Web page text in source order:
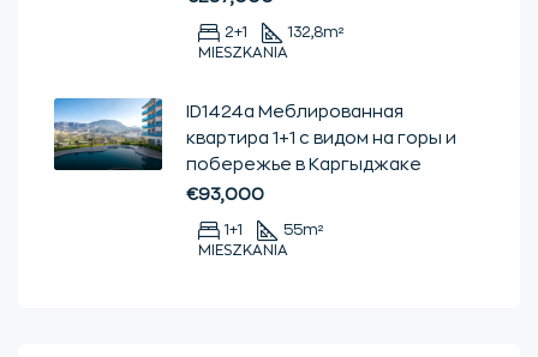
2+1 132,8m²
MIESZKANIA
ID1424a Меблированная
квартира 1+1 с видом на горы и
побережье в Каргыджаке
€93,000
1+1 55m²
MIESZKANIA